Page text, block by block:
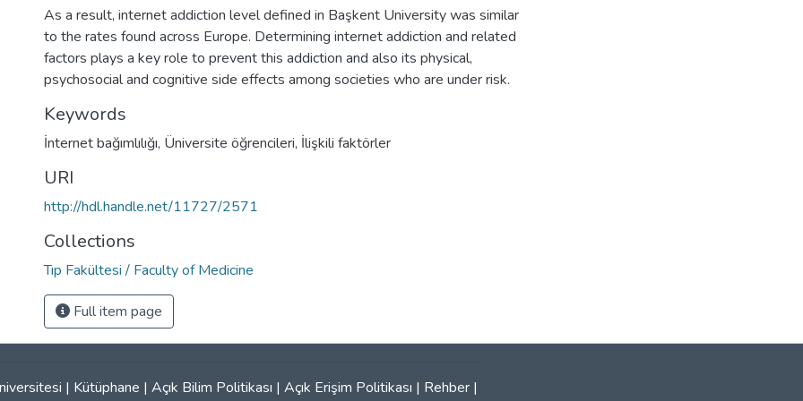
As a result, internet addiction level defined in Başkent University was similar
to the rates found across Europe. Determining internet addiction and related
factors plays a key role to prevent this addiction and also its physical,
psychosocial and cognitive side effects among societies who are under risk.
Keywords
İnternet bağımlılığı, Üniversite öğrencileri, İlişkili faktörler
URI
http://hdl.handle.net/11727/2571
Collections
Tıp Fakültesi / Faculty of Medicine
Full item page
| Kütüphane | Açık Bilim Politikası | Açık Erişim Politikası | Rehber|